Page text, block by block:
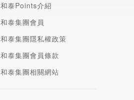
和泰Points介紹
和泰集團會員
和泰集團隱私權政策
和泰集團會員條款
和泰集團相關網站